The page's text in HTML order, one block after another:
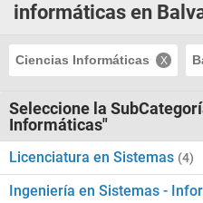
informáticas en
Ciencias Informáticas
Seleccione la
Informáticas"
Licenciatura en Sistemas (4)
Ingeniería en Sistemas -